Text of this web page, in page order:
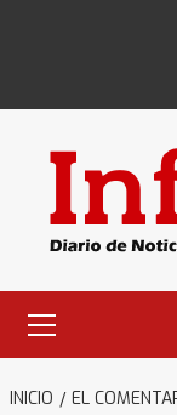
primario
INICIO EL